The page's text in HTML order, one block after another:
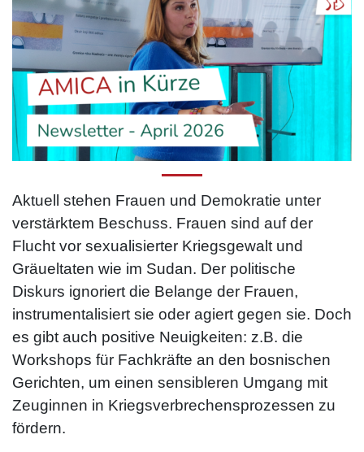
Aktuell stehen Frauen und Demokratie unter
verstärktem Beschuss. Frauen sind auf der
Flucht vor sexualisierter Kriegsgewalt und
Gräueltaten wie im Sudan. Der politische
Diskurs ignoriert die Belange der Frauen,
instrumentalisiert sie oder agiert gegen sie. Doch
es gibt auch positive Neuigkeiten: z.B. die
Workshops für Fachkräfte an den bosnischen
Gerichten, um einen sensibleren Umgang mit
Zeuginnen in Kriegs­verbrechens­prozessen zu
fördern.